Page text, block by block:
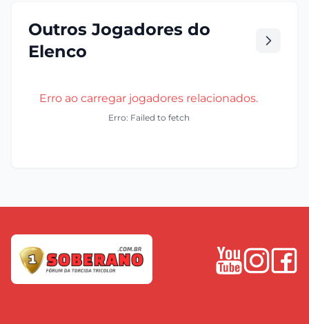
Outros Jogadores do
Elenco
Erro ao carregar jogadores relacionados.
Erro: Failed to fetch